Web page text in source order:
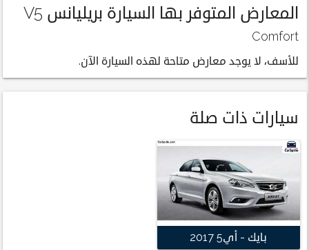
المعارض المتوفر بها السيارة بريليانس V5
Comfort
للأسف، لا يوجد معارض متاحة لهذه السيارة الآن.
سيارات ذات صلة
بايك - أي5 2017